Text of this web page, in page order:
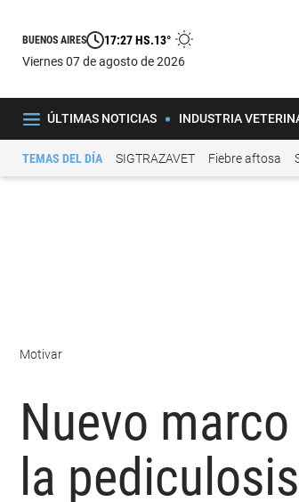
BUENOS AIRES 17:27 HS.13°
viernes 07 de agosto de 2026
ÚLTIMAS NOTICIAS INDUSTRIA
TEMAS DEL DÍA SIGTRAZAVET Fiebre aftosa
Motivar
Nuevo
la